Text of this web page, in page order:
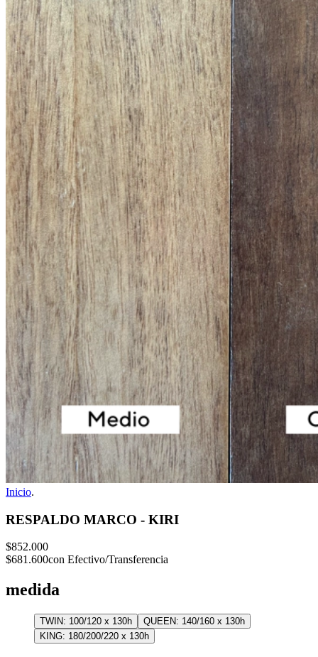
Inicio.
RESPALDO MARCO - KIRI
$852.000
$681.600con Efectivo/Transferencia
medida
TWIN: 100/120 x 130h
QUEEN: 140/160 x 130h
KING: 180/200/220 x 130h